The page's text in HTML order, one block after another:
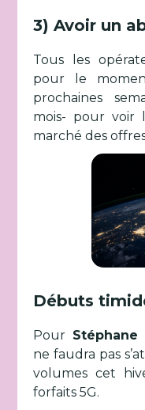
3) Avoir un
Tous les
pour le
prochaines
mois- pour voir
marché des
Débuts
Pour Stéphane
ne faudra pas
volumes cet
forfaits 5G.